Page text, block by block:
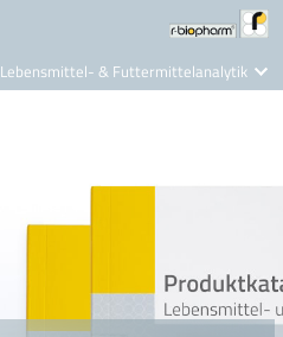
Lebensmittel- & Futtermittelanalytik
Nutrition Care